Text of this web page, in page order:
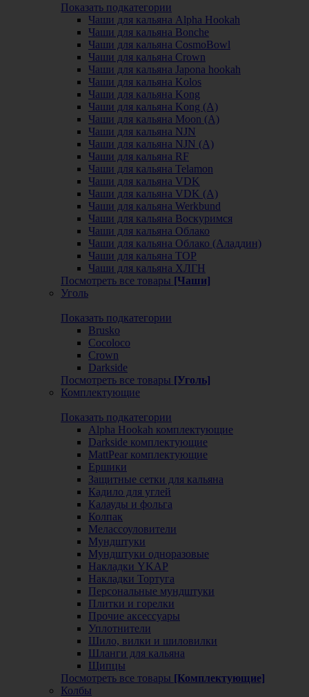
Показать подкатегории
Чаши для кальяна Alpha Hookah
Чаши для кальяна Bonche
Чаши для кальяна CosmoBowl
Чаши для кальяна Crown
Чаши для кальяна Japona hookah
Чаши для кальяна Kolos
Чаши для кальяна Kong
Чаши для кальяна Kong (A)
Чаши для кальяна Moon (А)
Чаши для кальяна NJN
Чаши для кальяна NJN (А)
Чаши для кальяна RF
Чаши для кальяна Telamon
Чаши для кальяна VDK
Чаши для кальяна VDK (А)
Чаши для кальяна Werkbund
Чаши для кальяна Воскуримся
Чаши для кальяна Облако
Чаши для кальяна Облако (Аладдин)
Чаши для кальяна ТОР
Чаши для кальяна ХЛГН
Посмотреть все товары [Чаши]
Уголь
Показать подкатегории
Brusko
Cocoloco
Crown
Darkside
Посмотреть все товары [Уголь]
Комплектующие
Показать подкатегории
Alpha Hookah комплектующие
Darkside комплектующие
MattPear комплектующие
Ершики
Защитные сетки для кальяна
Кадило для углей
Калауды и фольга
Колпак
Мелассоуловители
Мундштуки
Мундштуки одноразовые
Накладки YKAP
Накладки Тортуга
Персональные мундштуки
Плитки и горелки
Прочие аксессуары
Уплотнители
Шило, вилки и шиловилки
Шланги для кальяна
Щипцы
Посмотреть все товары [Комплектующие]
Колбы